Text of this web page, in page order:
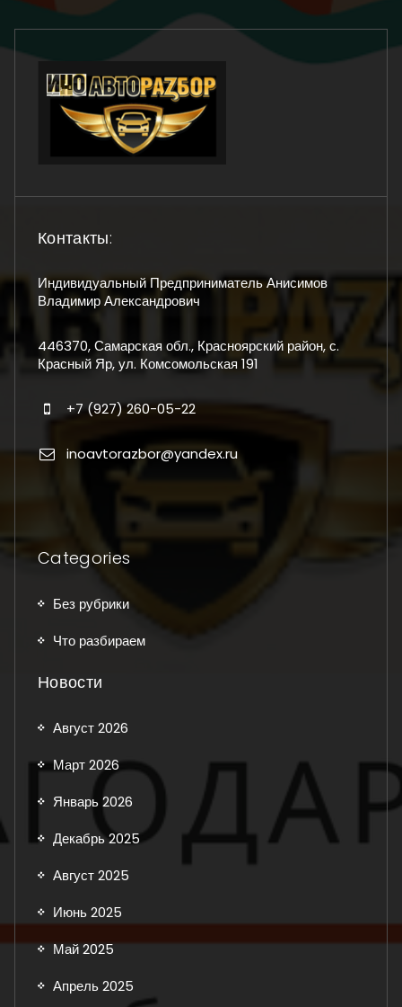
Контакты:
Индивидуальный Предприниматель Анисимов
Владимир Александрович
446370, Самарская обл., Красноярский район, с.
Красный Яр, ул. Комсомольская 191
+7 (927) 260-05-22
inoavtorazbor@yandex.ru
Categories
Без рубрики
Что разбираем
Новости
Август 2026
Март 2026
Январь 2026
Декабрь 2025
Август 2025
Июнь 2025
Май 2025
Апрель 2025